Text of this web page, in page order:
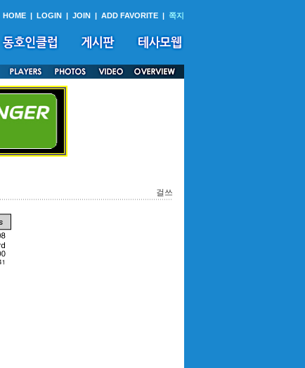
HOME | LOGIN | JOIN | ADD FAVORITE | 쪽지
걸쓰